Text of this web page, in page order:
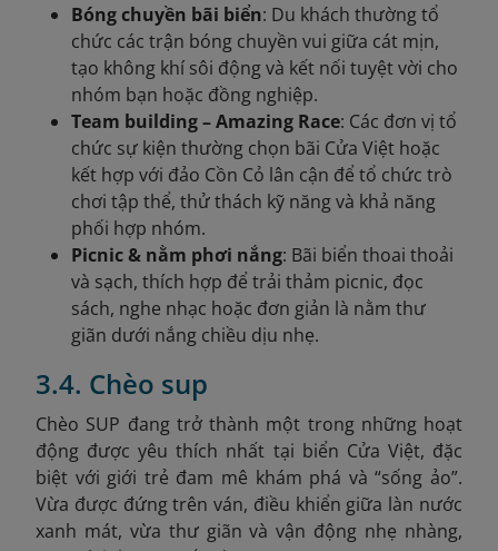
Bóng chuyền bãi biển: Du khách thường tổ
chức các trận bóng chuyền vui giữa cát mịn,
tạo không khí sôi động và kết nối tuyệt vời cho
nhóm bạn hoặc đồng nghiệp.
Team building – Amazing Race: Các đơn vị tổ
chức sự kiện thường chọn bãi Cửa Việt hoặc
kết hợp với đảo Cồn Cỏ lân cận để tổ chức trò
chơi tập thể, thử thách kỹ năng và khả năng
phối hợp nhóm.
Picnic & nằm phơi nắng: Bãi biển thoai thoải
và sạch, thích hợp để trải thảm picnic, đọc
sách, nghe nhạc hoặc đơn giản là nằm thư
giãn dưới nắng chiều dịu nhẹ.
3.4. Chèo sup
Chèo SUP đang trở thành một trong những hoạt
động được yêu thích nhất tại biển Cửa Việt, đặc
biệt với giới trẻ đam mê khám phá và “sống ảo”.
Vừa được đứng trên ván, điều khiển giữa làn nước
xanh mát, vừa thư giãn và vận động nhẹ nhàng,